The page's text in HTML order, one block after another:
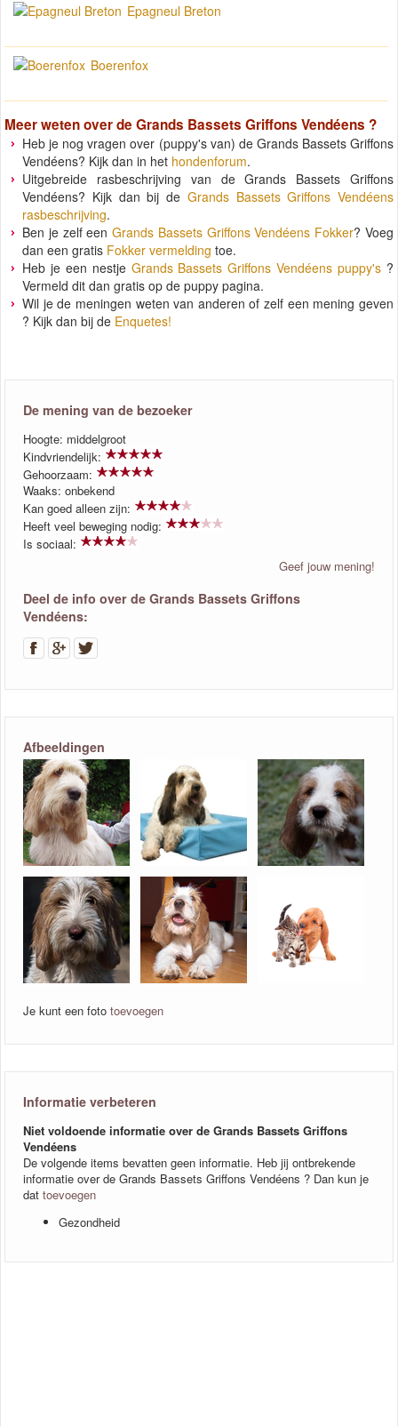
Epagneul Breton
Boerenfox
Meer weten over de Grands Bassets Griffons Vendéens ?
Heb je nog vragen over (puppy's van) de Grands Bassets Griffons
Vendéens? Kijk dan in het hondenforum.
Uitgebreide rasbeschrijving van de Grands Bassets Griffons
Vendéens? Kijk dan bij de Grands Bassets Griffons Vendéens
rasbeschrijving.
Ben je zelf eenGrands Bassets Griffons Vendéens Fokker? Voeg
dan een gratis Fokker vermelding toe.
Heb je een nestje Grands Bassets Griffons Vendéens puppy's ?
Vermeld dit dan gratis op de puppy pagina.
Wil je de meningen weten van anderen of zelf een mening geven
? Kijk dan bij de Enquetes!
De mening van de bezoeker
Hoogte: middelgroot
Kindvriendelijk:
Gehoorzaam:
Waaks: onbekend
Kan goed alleen zijn:
Heeft veel beweging nodig:
Is sociaal:
Geef jouw mening!
Deel de info over de Grands Bassets Griffons
Vendéens:
Afbeeldingen
Je kunt een foto toevoegen
Informatie verbeteren
Niet voldoende informatie over de Grands Bassets Griffons
Vendéens
De volgende items bevatten geen informatie. Heb jij ontbrekende
informatie over de Grands Bassets Griffons Vendéens ? Dan kun je
dat toevoegen
Gezondheid